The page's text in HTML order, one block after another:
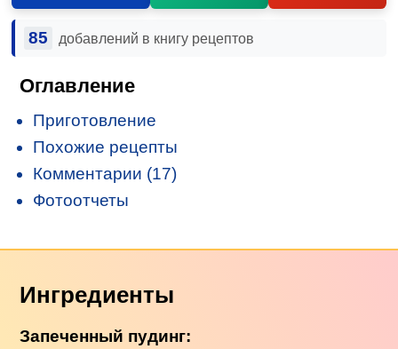
85 добавлений в книгу рецептов
Оглавление
Приготовление
Похожие рецепты
Комментарии (17)
Фотоотчеты
Ингредиенты
Запеченный пудинг: